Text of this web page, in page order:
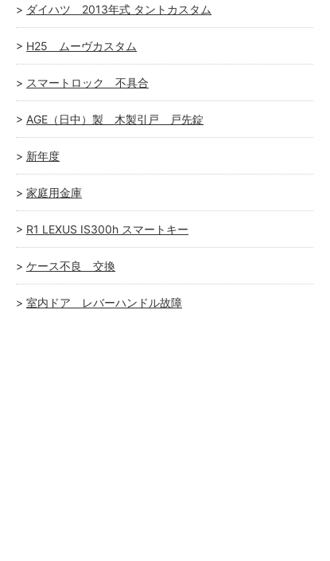
ダイハツ 2013年式 タントカスタム
H25 ムーヴカスタム
スマートロック 不具合
AGE（日中）製 木製引戸 戸先錠
新年度
家庭用金庫
R1 LEXUS IS300h スマートキー
ケース不良 交換
室内ドア レバーハンドル故障